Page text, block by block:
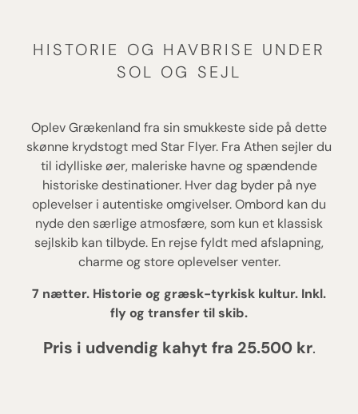
HISTORIE OG HAVBRISE UNDER
SOL OG SEJL
Oplev Grækenland fra sin smukkeste side på dette
skønne krydstogt med Star Flyer. Fra Athen sejler du
til idylliske øer, maleriske havne og spændende
historiske destinationer. Hver dag byder på nye
oplevelser i autentiske omgivelser. Ombord kan du
nyde den særlige atmosfære, som kun et klassisk
sejlskib kan tilbyde. En rejse fyldt med afslapning,
charme og store oplevelser venter.
7 nætter. Historie og græsk-tyrkisk kultur. Inkl.
fly og transfer til skib.
Pris i udvendig kahyt fra 25.500 kr.